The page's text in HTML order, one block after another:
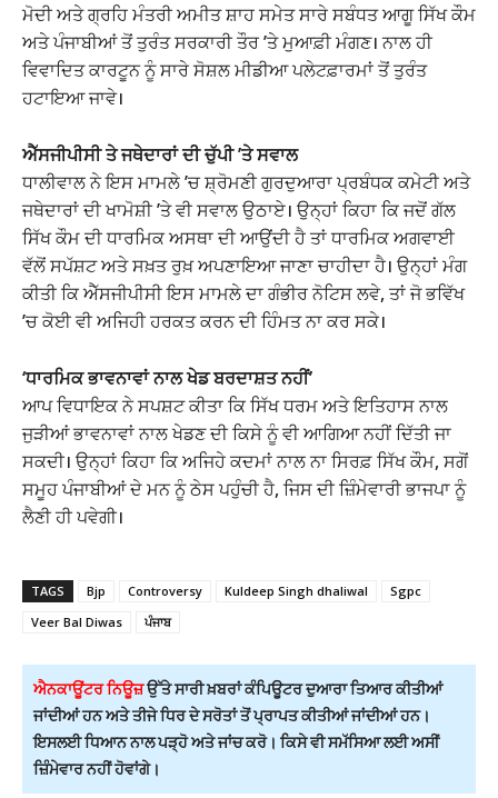
ਮੋਦੀ ਅਤੇ ਗ੍ਰਹਿ ਮੰਤਰੀ ਅਮੀਤ ਸ਼ਾਹ ਸਮੇਤ ਸਾਰੇ ਸਬੰਧਤ ਆਗੂ ਸਿੱਖ ਕੌਮ
ਅਤੇ ਪੰਜਾਬੀਆਂ ਤੋਂ ਤੁਰੰਤ ਸਰਕਾਰੀ ਤੌਰ ’ਤੇ ਮੁਆਫ਼ੀ ਮੰਗਣ। ਨਾਲ ਹੀ
ਵਿਵਾਦਿਤ ਕਾਰਟੂਨ ਨੂੰ ਸਾਰੇ ਸੋਸ਼ਲ ਮੀਡੀਆ ਪਲੇਟਫ਼ਾਰਮਾਂ ਤੋਂ ਤੁਰੰਤ
ਹਟਾਇਆ ਜਾਵੇ।
ਐੱਸਜੀਪੀਸੀ ਤੇ ਜਥੇਦਾਰਾਂ ਦੀ ਚੁੱਪੀ ’ਤੇ ਸਵਾਲ
ਧਾਲੀਵਾਲ ਨੇ ਇਸ ਮਾਮਲੇ ’ਚ ਸ਼੍ਰੋਮਣੀ ਗੁਰਦੁਆਰਾ ਪ੍ਰਬੰਧਕ ਕਮੇਟੀ ਅਤੇ
ਜਥੇਦਾਰਾਂ ਦੀ ਖਾਮੋਸ਼ੀ ’ਤੇ ਵੀ ਸਵਾਲ ਉਠਾਏ। ਉਨ੍ਹਾਂ ਕਿਹਾ ਕਿ ਜਦੋਂ ਗੱਲ
ਸਿੱਖ ਕੌਮ ਦੀ ਧਾਰਮਿਕ ਅਸਥਾ ਦੀ ਆਉਂਦੀ ਹੈ ਤਾਂ ਧਾਰਮਿਕ ਅਗਵਾਈ
ਵੱਲੋਂ ਸਪੱਸ਼ਟ ਅਤੇ ਸਖ਼ਤ ਰੁਖ਼ ਅਪਣਾਇਆ ਜਾਣਾ ਚਾਹੀਦਾ ਹੈ। ਉਨ੍ਹਾਂ ਮੰਗ
ਕੀਤੀ ਕਿ ਐੱਸਜੀਪੀਸੀ ਇਸ ਮਾਮਲੇ ਦਾ ਗੰਭੀਰ ਨੋਟਿਸ ਲਵੇ, ਤਾਂ ਜੋ ਭਵਿੱਖ
’ਚ ਕੋਈ ਵੀ ਅਜਿਹੀ ਹਰਕਤ ਕਰਨ ਦੀ ਹਿੰਮਤ ਨਾ ਕਰ ਸਕੇ।
‘ਧਾਰਮਿਕ ਭਾਵਨਾਵਾਂ ਨਾਲ ਖੇਡ ਬਰਦਾਸ਼ਤ ਨਹੀਂ’
ਆਪ ਵਿਧਾਇਕ ਨੇ ਸਪਸ਼ਟ ਕੀਤਾ ਕਿ ਸਿੱਖ ਧਰਮ ਅਤੇ ਇਤਿਹਾਸ ਨਾਲ
ਜੁੜੀਆਂ ਭਾਵਨਾਵਾਂ ਨਾਲ ਖੇਡਣ ਦੀ ਕਿਸੇ ਨੂੰ ਵੀ ਆਗਿਆ ਨਹੀਂ ਦਿੱਤੀ ਜਾ
ਸਕਦੀ। ਉਨ੍ਹਾਂ ਕਿਹਾ ਕਿ ਅਜਿਹੇ ਕਦਮਾਂ ਨਾਲ ਨਾ ਸਿਰਫ਼ ਸਿੱਖ ਕੌਮ, ਸਗੋਂ
ਸਮੂਹ ਪੰਜਾਬੀਆਂ ਦੇ ਮਨ ਨੂੰ ਠੇਸ ਪਹੁੰਚੀ ਹੈ, ਜਿਸ ਦੀ ਜ਼ਿੰਮੇਵਾਰੀ ਭਾਜਪਾ ਨੂੰ
ਲੈਣੀ ਹੀ ਪਵੇਗੀ।
TAGS Bjp Controversy Kuldeep Singh dhaliwal
Sgpc
Veer Bal Diwas
ਪੰਜਾਬ
ਐਨਕਾਊਂਟਰ ਨਿਊਜ਼ਉੱਤੇ ਸਾਰੀ ਖ਼ਬਰਾਂ ਕੰਪਿਊਟਰ ਦੁਆਰਾ ਤਿਆਰ ਕੀਤੀਆਂ
ਜਾਂਦੀਆਂ ਹਨ ਅਤੇ ਤੀਜੇ ਧਿਰ ਦੇ ਸਰੋਤਾਂ ਤੋਂ ਪ੍ਰਾਪਤ ਕੀਤੀਆਂ ਜਾਂਦੀਆਂ ਹਨ।
ਇਸਲਈ ਧਿਆਨ ਨਾਲ ਪੜ੍ਹੋ ਅਤੇ ਜਾਂਚ ਕਰੋ। ਕਿਸੇ ਵੀ ਸਮੱਸਿਆ ਲਈ ਅਸੀਂ
ਜ਼ਿੰਮੇਵਾਰ ਨਹੀਂ ਹੋਵਾਂਗੇ।